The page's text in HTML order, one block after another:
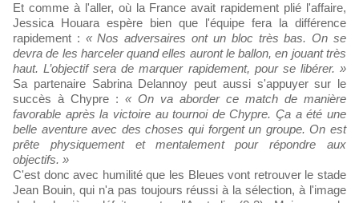
Et comme à l'aller, où la France avait rapidement plié l'affaire,
Jessica Houara espère bien que l'équipe fera la différence
rapidement : « Nos adversaires ont un bloc très bas. On se
devra de les harceler quand elles auront le ballon, en jouant très
haut. L’objectif sera de marquer rapidement, pour se libérer. »
Sa partenaire Sabrina Delannoy peut aussi s'appuyer sur le
succès à Chypre : « On va aborder ce match de manière
favorable après la victoire au tournoi de Chypre. Ça a été une
belle aventure avec des choses qui forgent un groupe. On est
prête physiquement et mentalement pour répondre aux
objectifs. »
C'est donc avec humilité que les Bleues vont retrouver le stade
Jean Bouin, qui n'a pas toujours réussi à la sélection, à l'image